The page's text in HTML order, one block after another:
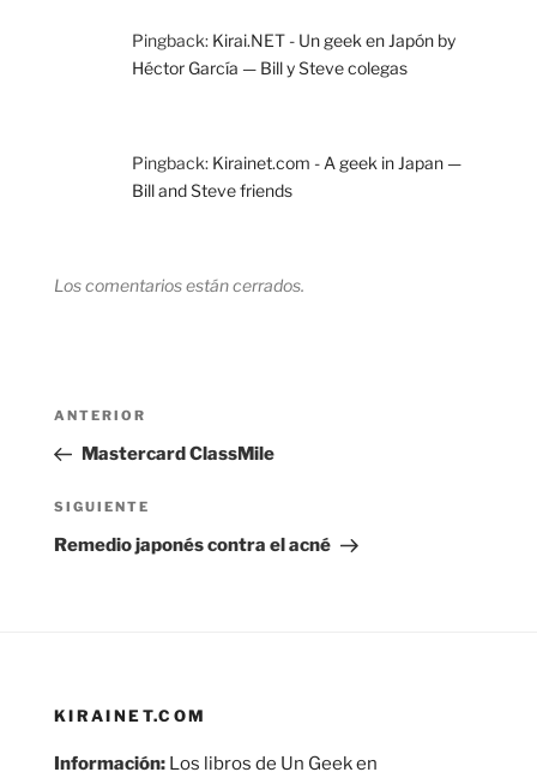
Pingback: Kirai.NET - Un geek en Japón by
Héctor García — Bill y Steve colegas
Pingback: Kirainet.com - A geek in Japan —
Bill and Steve friends
Los comentarios están cerrados.
Navegación
entradas
Entrada
anterior:
ANTERIOR
Mastercard ClassMile
Siguiente
entrada
SIGUIENTE
Remedio japonés contra el acné
KIRAINET.COM
Información: Los libros de Un Geek en